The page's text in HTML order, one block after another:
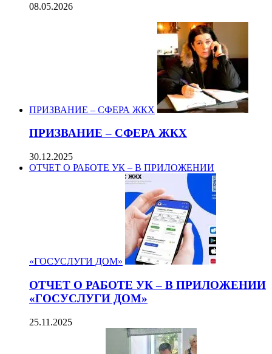
08.05.2026
ПРИЗВАНИЕ – СФЕРА ЖКХ
ПРИЗВАНИЕ – СФЕРА ЖКХ
30.12.2025
ОТЧЕТ О РАБОТЕ УК – В ПРИЛОЖЕНИИ
«ГОСУСЛУГИ ДОМ»
ОТЧЕТ О РАБОТЕ УК – В ПРИЛОЖЕНИИ
«ГОСУСЛУГИ ДОМ»
25.11.2025